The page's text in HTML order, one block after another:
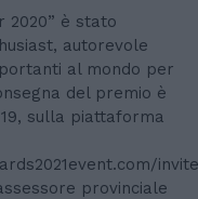
2020” è stato
autorevole
al mondo per
del premio è
sulla piattaforma
provinciale